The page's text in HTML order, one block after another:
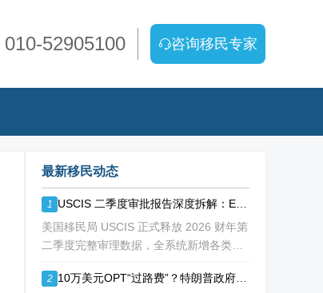
010-52905100 咨询移民专家
最新移民动态
1
美国移民局 USCIS 正式释放 2026 财年第
二季度完整审理数据，全系统新增各类移
整体待审积压总量已冲破 1200 万大关。
2